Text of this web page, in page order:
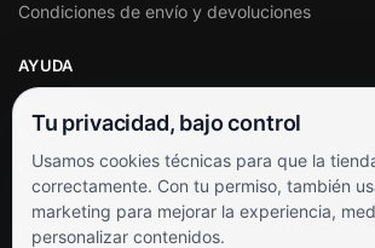
Condiciones de envío y devoluciones
AYUDA
Soporte al cliente
Contacto
Términos y condiciones
Preguntas frecuentes
Tu privacidad, bajo control
Usamos cookies técnicas para que la
correctamente. Con tu permiso, también
marketing para mejorar la experiencia,
personalizar contenidos.